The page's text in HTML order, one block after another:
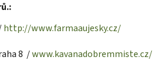
http://www.farmaaujesky.cz/
8 /www.kavanadobremmiste.cz/